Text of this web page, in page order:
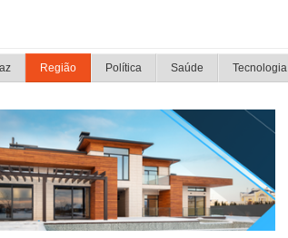
Região Política Saúde Tecnologia